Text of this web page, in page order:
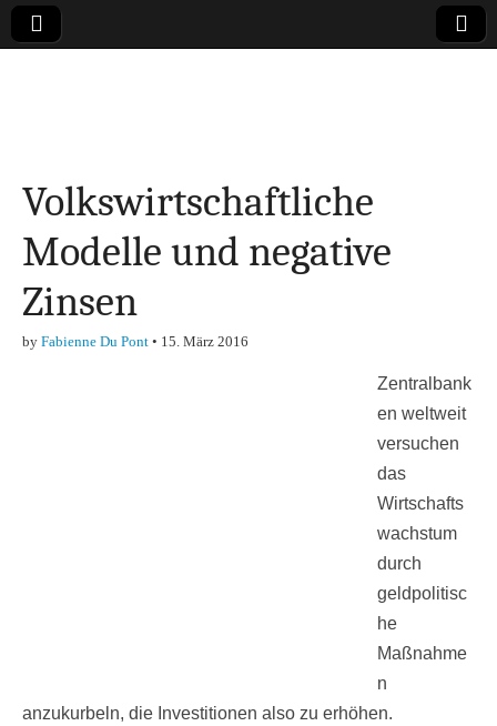
Finanzen,
Marketing-, Vertrieb-
& Investment-Tipps
Volkswirtschaftliche
Modelle und negative
Zinsen
by Fabienne Du Pont • 15. März 2016
Zentralbank
en weltweit
versuchen
das
Wirtschafts
wachstum
durch
geldpolitisc
he
Maßnahme
n
anzukurbeln, die Investitionen also zu erhöhen.